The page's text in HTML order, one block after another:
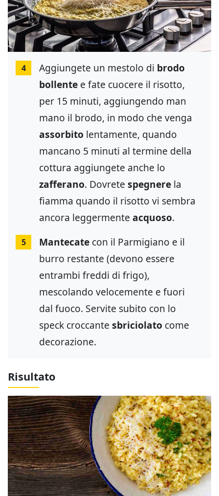
4 Aggiungete un mestolo di brodo
bollente e fate cuocere il risotto,
per 15 minuti, aggiungendo man
mano il brodo, in modo che venga
assorbito lentamente, quando
mancano 5 minuti al termine della
cottura aggiungete anche lo
zafferano. Dovrete spegnere la
fiamma quando il risotto vi sembra
ancora leggermente acquoso.
5 Mantecate con il Parmigiano e il
burro restante (devono essere
entrambi freddi di frigo),
mescolando velocemente e fuori
dal fuoco. Servite subito con lo
speck croccante sbriciolato come
decorazione.
Risultato